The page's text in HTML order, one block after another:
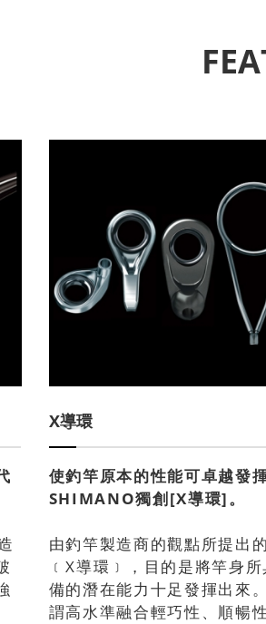
X導環
使釣竿原本的性能可卓越發
SHIMANO獨創[X導環]。
由釣竿製造商的觀點所提出的
﹝X導環﹞，目的是將竿身所
備的潛在能力十足發揮出來
謂高水準融合輕巧性、順暢性